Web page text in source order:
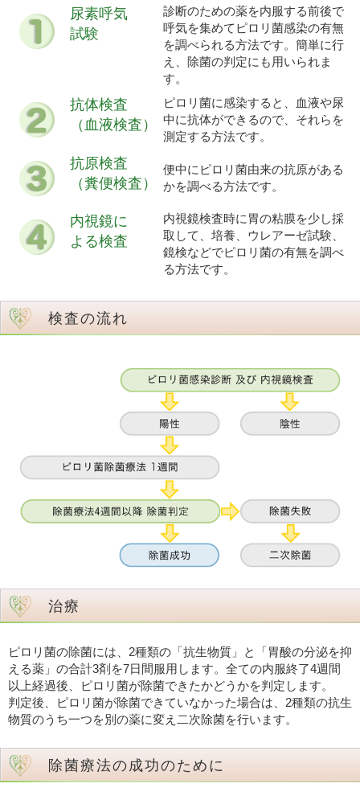
尿素呼気
試験
診断のための薬を内服する前後で
呼気を集めてピロリ菌感染の有無
を調べられる方法です。簡単に行
え、除菌の判定にも用いられま
す。
抗体検査
（血液検査）
ピロリ菌に感染すると、血液や尿
中に抗体ができるので、それらを
測定する方法です。
抗原検査
（糞便検査）
便中にピロリ菌由来の抗原がある
かを調べる方法です。
内視鏡に
よる検査
内視鏡検査時に胃の粘膜を少し採
取して、培養、ウレアーゼ試験、
鏡検などでピロリ菌の有無を調べ
る方法です。
検査の流れ
治療
ピロリ菌の除菌には、2種類の「抗生物質」と「胃酸の分泌を抑
える薬」の合計3剤を7日間服用します。全ての内服終了4週間
以上経過後、ピロリ菌が除菌できたかどうかを判定します。
判定後、ピロリ菌が除菌できていなかった場合は、2種類の抗生
物質のうち一つを別の薬に変え二次除菌を行います。
除菌療法の成功のために